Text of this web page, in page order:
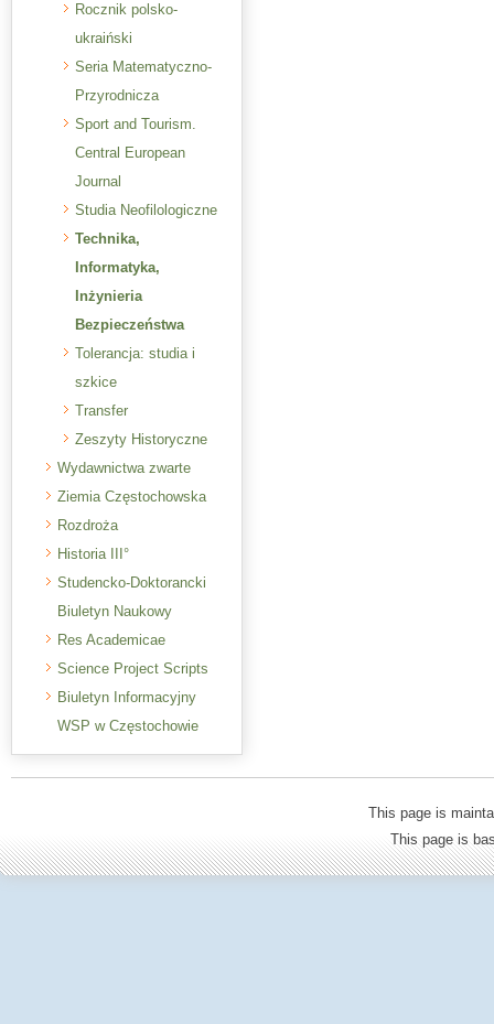
Rocznik polsko-
ukraiński
Seria Matematyczno-
Przyrodnicza
Sport and Tourism.
Central European
Journal
Studia Neofilologiczne
Technika,
Informatyka,
Inżynieria
Bezpieczeństwa
Tolerancja: studia i
szkice
Transfer
Zeszyty Historyczne
Wydawnictwa zwarte
Ziemia Częstochowska
Rozdroża
Historia III°
Studencko-Doktorancki
Biuletyn Naukowy
Res Academicae
Science Project Scripts
Biuletyn Informacyjny
WSP w Częstochowie
This page is
This page is